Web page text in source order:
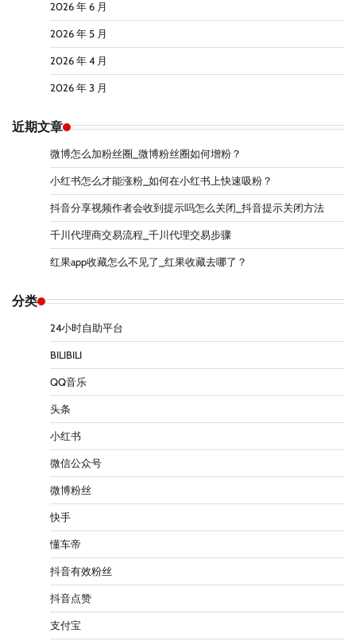
2026 年 6 月
2026 年 5 月
2026 年 4 月
2026 年 3 月
近期文章
微博怎么加粉丝圈_微博粉丝圈如何增粉？
小红书怎么才能涨粉_如何在小红书上快速吸粉？
抖音分享视频作者会收到提示吗怎么关闭_抖音提示关闭方法
千川代理商交易流程_千川代理交易步骤
红果app收藏怎么不见了_红果收藏去哪了？
分类
24小时自助平台
BILIBILI
QQ音乐
头条
小红书
微信公众号
微博粉丝
快手
懂车帝
抖音有效粉丝
抖音点赞
支付宝